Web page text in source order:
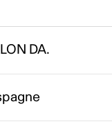
DA.